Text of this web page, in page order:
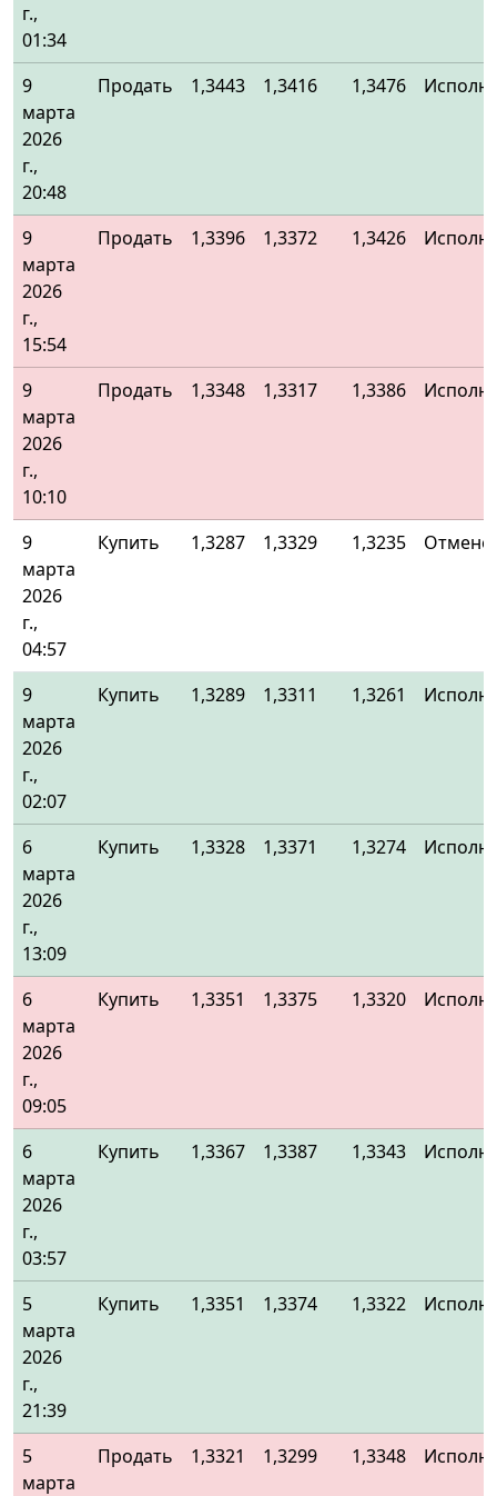
г.,
01:34
9
марта
2026
г.,
20:48
Продать 1,3443 1,3416 1,3476
9
марта
2026
г.,
15:54
Продать 1,3396 1,3372 1,3426
9
марта
2026
г.,
10:10
Продать 1,3348 1,3317 1,3386
9
марта
2026
г.,
04:57
Купить 1,3287 1,3329 1,3235
9
марта
2026
г.,
02:07
Купить 1,3289 1,3311 1,3261
6
марта
2026
г.,
13:09
Купить 1,3328 1,3371 1,3274
6
марта
2026
г.,
09:05
Купить 1,3351 1,3375 1,3320
6
марта
2026
г.,
03:57
Купить 1,3367 1,3387 1,3343
5
марта
2026
г.,
21:39
Купить 1,3351 1,3374 1,3322
5
марта
Продать 1,3321 1,3299 1,3348